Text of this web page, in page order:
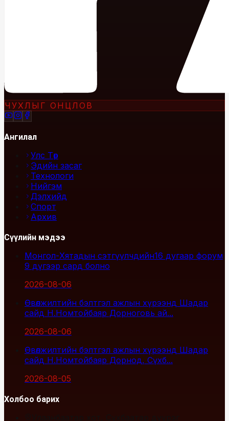
ЧУХЛЫГ ОНЦЛОВ
Ангилал
Улс Төр
Эдийн засаг
Технологи
Нийгэм
Дэлхийд
Спорт
Архив
Сүүлийн мэдээ
Монгол-Хятадын сэтгүүлчдийн16 дугаар форум
9 дүгээр сард болно
2026-08-06
Өвөлжилтийн бэлтгэл ажлын хүрээнд Шадар
сайд Н.Номтойбаяр Дорноговь ай...
2026-08-06
Өвөлжилтийн бэлтгэл ажлын хүрээнд Шадар
сайд Н.Номтойбаяр Дорнод, Сүхб...
2026-08-05
Холбоо барих